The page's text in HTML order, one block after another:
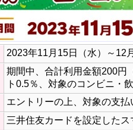
2023年11月15日（水）～12
期間中、合計利用金額200円
ト0.5％、対象のコンビニ・
エントリーの上、対象の支
三井住友カードを設定した